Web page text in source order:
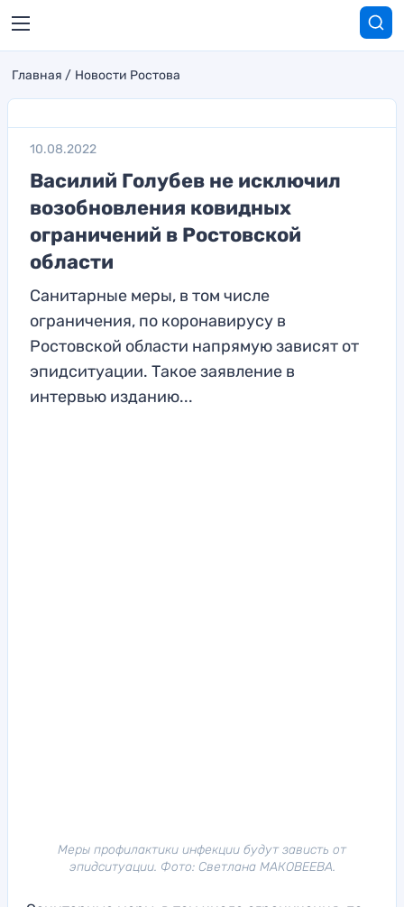
Главная Новости Ростова
10.08.2022
Василий Голубев не исключил
возобновления ковидных
ограничений в Ростовской
области
Санитарные меры, в том числе
ограничения, по коронавирусу в
Ростовской области напрямую зависят от
эпидситуации. Такое заявление в
интервью изданию...
Меры профилактики инфекции будут зависть от
эпидситуации. Фото: Светлана МАКОВЕЕВА.